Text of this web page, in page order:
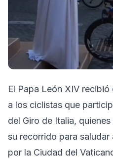
El Papa León XIV
a los ciclistas que
del Giro de Italia,
su recorrido para
por la Ciudad del